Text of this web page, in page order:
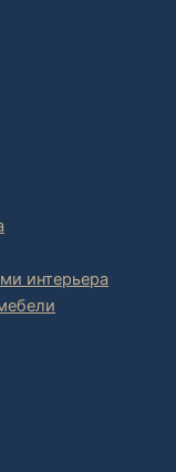
интерьера
мебели
уже сегодня, и